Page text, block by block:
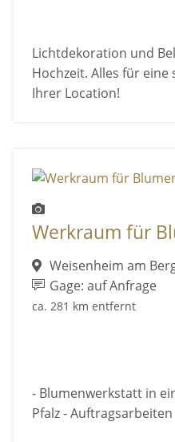
Lichtdekoration und
Hochzeit. Alles für
Ihrer Location!
Werkraum für
Weisenheim am
Gage: auf Anfrage
ca. 281 km entfernt
- Blumenwerkstatt in
Pfalz - Auftragsarbeiten